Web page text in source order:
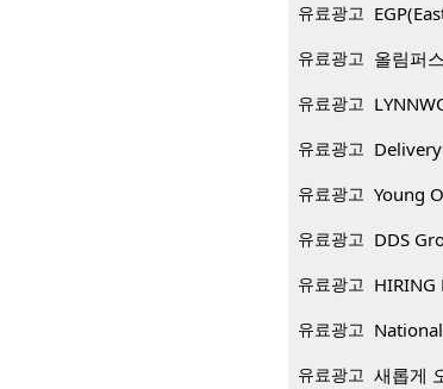
유료광고
유료광고 올림퍼
유료광고
유료광고
유료광고 Young
유료광고 DDS
유료광고 HIRING
유료광고
유료광고 새롭게